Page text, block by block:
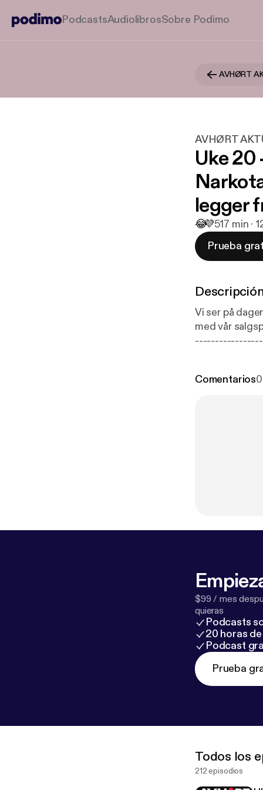
PodcastsAudiolibrosSobre Podimo
AVHØRT
AVHØRT
Uke 20
legger
😂💜517 min ·
Prueba
Vi ser på dagens viktigste
med vår salgspartner Acast. Ansvarlig
Comentarios0
$99 / mes
quieras
Podcasts
20 horas
Podcast
Prueba
Todos los
212 episodios